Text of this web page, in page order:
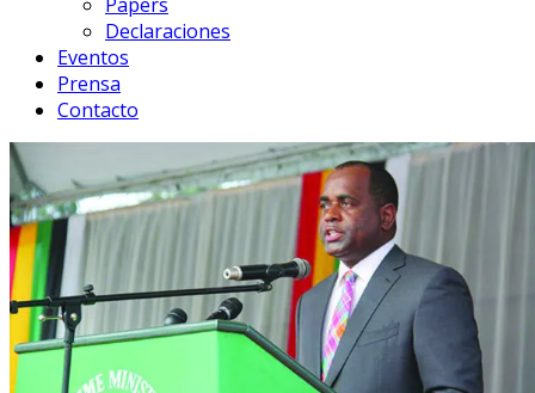
Declaraciones
Eventos
Prensa
Contacto